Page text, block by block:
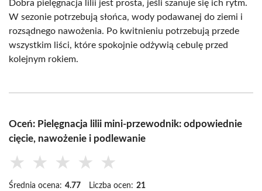
Dobra pielęgnacja lilii jest prosta, jeśli szanuje się ich rytm.
W sezonie potrzebują słońca, wody podawanej do ziemi i
rozsądnego nawożenia. Po kwitnieniu potrzebują przede
wszystkim liści, które spokojnie odżywią cebulę przed
kolejnym rokiem.
Oceń: Pielęgnacja lilii mini-przewodnik: odpowiednie
cięcie, nawożenie i podlewanie
★ ★ ★ ★ ★
Średnia ocena: 4.77 Liczba ocen: 21